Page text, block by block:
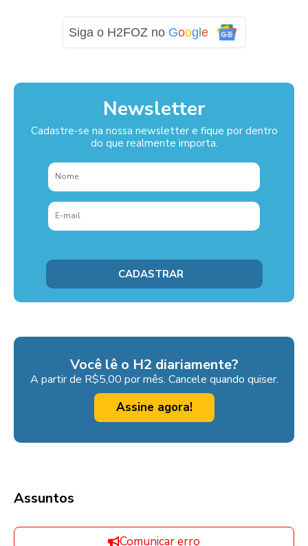
Siga o H2FOZ no Goog e
Newsletter
Cadastre-se na nossa newsletter e fique por dentro
do que realmente importa.
Você lê o H2 diariamente?
A partir de R$5,00 por mês. Cancele quando quiser.
Assine agora!
Assuntos
Comunicar erro